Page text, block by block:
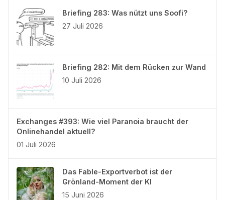
Briefing 283: Was nützt uns Soofi?
27 Juli 2026
Briefing 282: Mit dem Rücken zur Wand
10 Juli 2026
Exchanges #393: Wie viel Paranoia braucht der
Onlinehandel aktuell?
01 Juli 2026
Das Fable-Exportverbot ist der
Grönland-Moment der KI
15 Juni 2026